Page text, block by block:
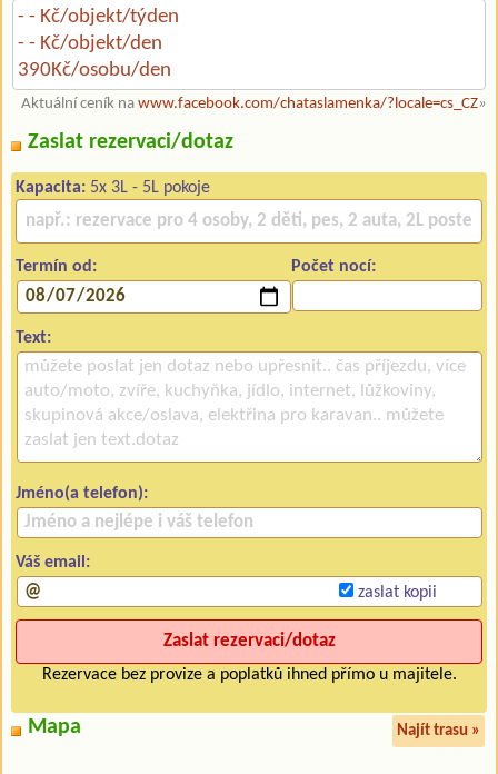
- - Kč/objekt/týden
- - Kč/objekt/den
390Kč/osobu/den
Aktuální ceník na www.facebook.com/chataslamenka/?locale=cs_CZ»
Zaslat rezervaci/dotaz
Kapacita: 5x 3L - 5L pokoje
Termín od: Počet nocí:
Text:
Jméno(a telefon):
Váš email:
zaslat kopii
Rezervace bez provize a poplatků ihned přímo u majitele.
Mapa Najít trasu »